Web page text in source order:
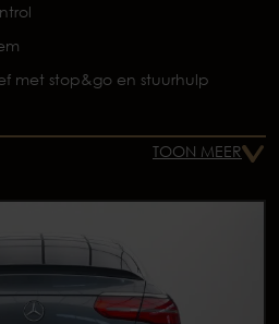
met stop&go en stuurhulp
TOON MEER